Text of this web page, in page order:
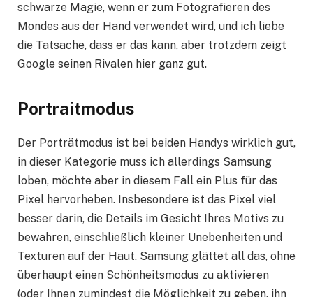
schwarze Magie, wenn er zum Fotografieren des
Mondes aus der Hand verwendet wird, und ich liebe
die Tatsache, dass er das kann, aber trotzdem zeigt
Google seinen Rivalen hier ganz gut.
Portraitmodus
Der Porträtmodus ist bei beiden Handys wirklich gut,
in dieser Kategorie muss ich allerdings Samsung
loben, möchte aber in diesem Fall ein Plus für das
Pixel hervorheben. Insbesondere ist das Pixel viel
besser darin, die Details im Gesicht Ihres Motivs zu
bewahren, einschließlich kleiner Unebenheiten und
Texturen auf der Haut. Samsung glättet all das, ohne
überhaupt einen Schönheitsmodus zu aktivieren
(oder Ihnen zumindest die Möglichkeit zu geben, ihn